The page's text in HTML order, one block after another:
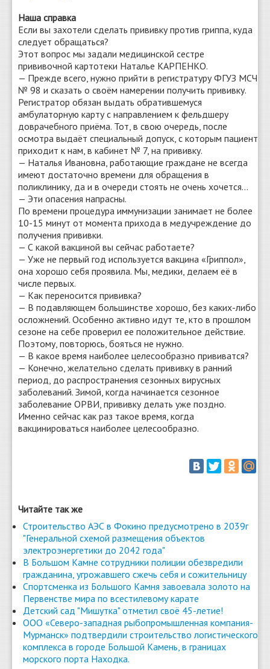
Наша справка
Если вы захотели сделать прививку против гриппа, куда
следует обращаться?
Этот вопрос мы задали медицинской сестре
прививочной картотеки Наталье КАРПЕНКО.
— Прежде всего, нужно прийти в регистратуру ФГУЗ МСЧ
№ 98 и сказать о своём намерении получить прививку.
Регистратор обязан выдать обратившемуся
амбулаторную карту с направлением к фельдшеру
доврачебного приёма. Тот, в свою очередь, после
осмотра выдаёт специальный допуск, с которым пациент
приходит к нам, в кабинет № 7, на прививку.
— Наталья Ивановна, работающие граждане не всегда
имеют достаточно времени для обращения в
поликлинику, да и в очереди стоять не очень хочется...
— Эти опасения напрасны.
По времени процедура иммунизации занимает не более
10-15 минут от момента прихода в медучреждение до
получения прививки.
— С какой вакциной вы сейчас работаете?
— Уже не первый год используется вакцина «Гриппол»,
она хорошо себя проявила. Мы, медики, делаем её в
числе первых.
— Как переносится прививка?
— В подавляющем большинстве хорошо, без каких-либо
осложнений. Особенно активно идут те, кто в прошлом
сезоне на себе проверил ее положительное действие.
Поэтому, повторюсь, бояться не нужно.
— В какое время наиболее целесообразно прививатся?
— Конечно, желательно сделать прививку в ранний
период, до распространения сезонных вирусных
заболеваний. Зимой, когда начинается сезонное
заболевание ОРВИ, прививку делать уже поздно.
Именно сейчас как раз такое время, когда
вакцинироваться наиболее целесообразно.
Читайте так же
Строительство АЭС в Фокино предусмотрено в 2039г
"Генеральной схемой размещения объектов
электроэнергетики до 2042 года"
В Большом Камне сотрудники полиции обезвредили
гражданина, угрожавшего сжечь себя и сожительницу
Спортсменка из Большого Камня завоевала золото на
Первенстве мира по всестилевому карате
Детский сад "Мишутка" отметил своё 45-летие!
ООО «Северо-западная рыбопромышленная компания-
Мурманск» подтвердили строительство логистического
комплекса в городе Большой Камень, в границах
морского порта Находка.